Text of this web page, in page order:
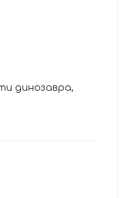
динозавра,